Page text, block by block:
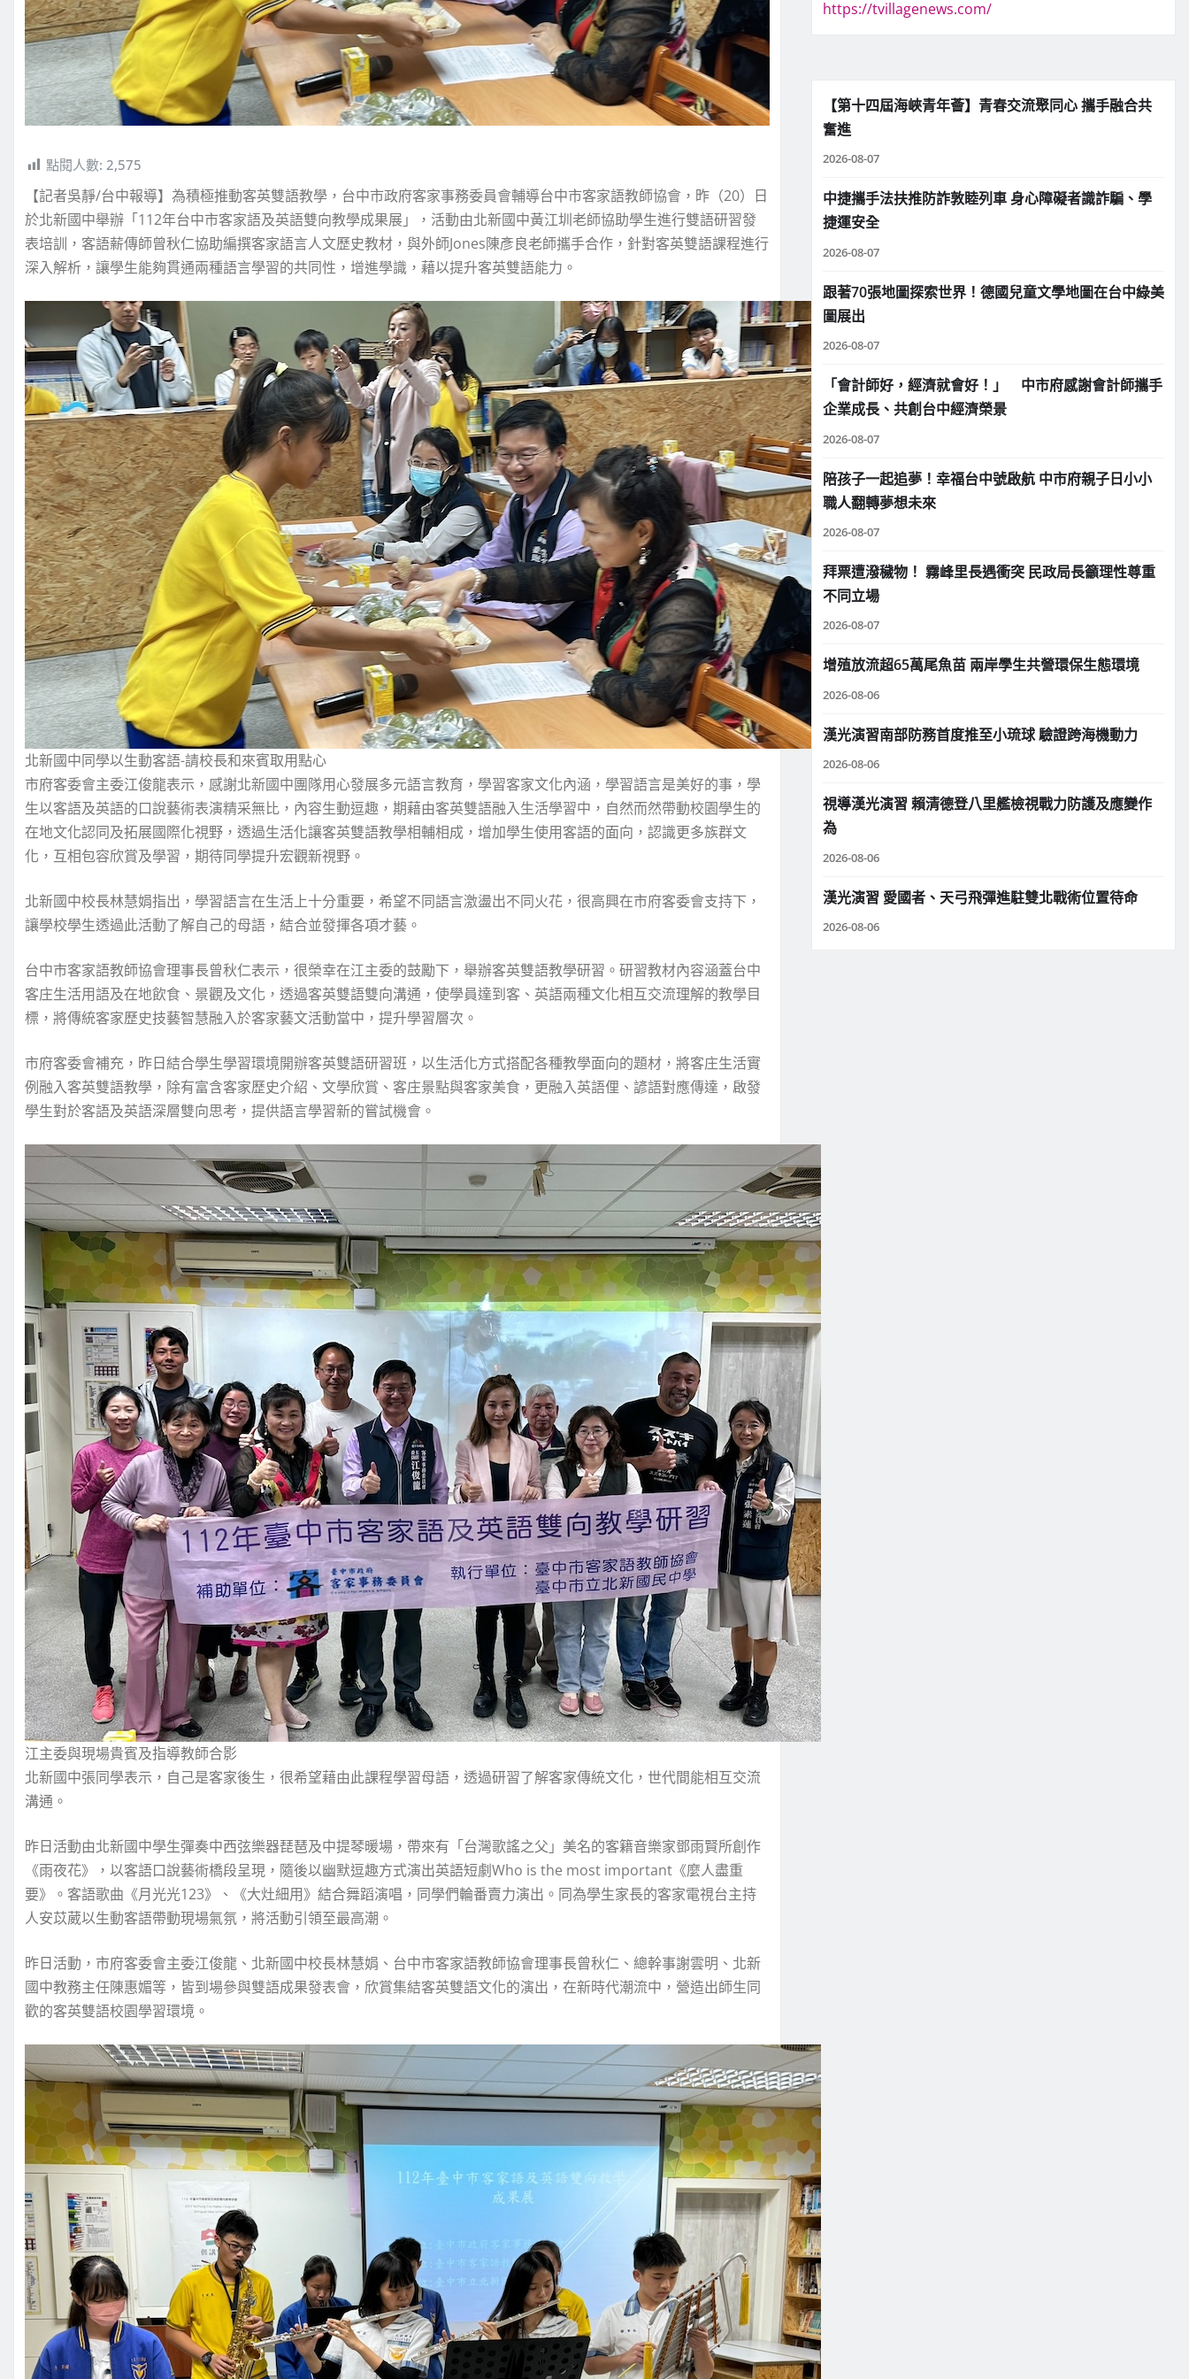
點閱人數: 2,575
【記者吳靜/台中報導】為積極推動客英雙語教學，台中市政府客家事務委員會輔導台中市客家語教師協會，昨（20）日
於北新國中舉辦「112年台中市客家語及英語雙向教學成果展」，活動由北新國中黃江圳老師協助學生進行雙語研習發
表培訓，客語薪傳師曾秋仁協助編撰客家語言人文歷史教材，與外師Jones陳彥良老師攜手合作，針對客英雙語課程進行
深入解析，讓學生能夠貫通兩種語言學習的共同性，增進學識，藉以提升客英雙語能力。
北新國中同學以生動客語-請校長和來賓取用點心
市府客委會主委江俊龍表示，感謝北新國中團隊用心發展多元語言教育，學習客家文化內涵，學習語言是美好的事，學
生以客語及英語的口說藝術表演精采無比，內容生動逗趣，期藉由客英雙語融入生活學習中，自然而然帶動校園學生的
在地文化認同及拓展國際化視野，透過生活化讓客英雙語教學相輔相成，增加學生使用客語的面向，認識更多族群文
化，互相包容欣賞及學習，期待同學提升宏觀新視野。
北新國中校長林慧娟指出，學習語言在生活上十分重要，希望不同語言激盪出不同火花，很高興在市府客委會支持下，
讓學校學生透過此活動了解自己的母語，結合並發揮各項才藝。
台中市客家語教師協會理事長曾秋仁表示，很榮幸在江主委的鼓勵下，舉辦客英雙語教學研習。研習教材內容涵蓋台中
客庄生活用語及在地飲食、景觀及文化，透過客英雙語雙向溝通，使學員達到客、英語兩種文化相互交流理解的教學目
標，將傳統客家歷史技藝智慧融入於客家藝文活動當中，提升學習層次。
市府客委會補充，昨日結合學生學習環境開辦客英雙語研習班，以生活化方式搭配各種教學面向的題材，將客庄生活實
例融入客英雙語教學，除有富含客家歷史介紹、文學欣賞、客庄景點與客家美食，更融入英語俚、諺語對應傳達，啟發
學生對於客語及英語深層雙向思考，提供語言學習新的嘗試機會。
江主委與現場貴賓及指導教師合影
北新國中張同學表示，自己是客家後生，很希望藉由此課程學習母語，透過研習了解客家傳統文化，世代間能相互交流
溝通。
昨日活動由北新國中學生彈奏中西弦樂器琵琶及中提琴暖場，帶來有「台灣歌謠之父」美名的客籍音樂家鄧雨賢所創作
《雨夜花》，以客語口說藝術橋段呈現，隨後以幽默逗趣方式演出英語短劇Who is the most important《麼人盡重
要》。客語歌曲《月光光123》、《大灶細用》結合舞蹈演唱，同學們輪番賣力演出。同為學生家長的客家電視台主持
人安苡葳以生動客語帶動現場氣氛，將活動引領至最高潮。
昨日活動，市府客委會主委江俊龍、北新國中校長林慧娟、台中市客家語教師協會理事長曾秋仁、總幹事謝雲明、北新
國中教務主任陳惠媚等，皆到場參與雙語成果發表會，欣賞集結客英雙語文化的演出，在新時代潮流中，營造出師生同
歡的客英雙語校園學習環境。
https://tvillagenews.com/
【第十四屆海峽青年薈】青春交流聚同心 攜手融合共
奮進
2026-08-07
中捷攜手法扶推防詐敦睦列車 身心障礙者識詐騙、學
捷運安全
2026-08-07
跟著70張地圖探索世界！德國兒童文學地圖在台中綠美
圖展出
2026-08-07
「會計師好，經濟就會好！」 中市府感謝會計師攜手
企業成長、共創台中經濟榮景
2026-08-07
陪孩子一起追夢！幸福台中號啟航 中市府親子日小小
職人翻轉夢想未來
2026-08-07
拜票遭潑穢物！ 霧峰里長遇衝突 民政局長籲理性尊重
不同立場
2026-08-07
增殖放流超65萬尾魚苗 兩岸學生共營環保生態環境
2026-08-06
漢光演習南部防務首度推至小琉球 驗證跨海機動力
2026-08-06
視導漢光演習 賴清德登八里艦檢視戰力防護及應變作
為
2026-08-06
漢光演習 愛國者、天弓飛彈進駐雙北戰術位置待命
2026-08-06